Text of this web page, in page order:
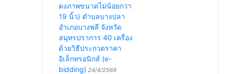
ดงภาพขนาดไม่น้อยกว่า
19 นิ้ว) ตำบลบางปลา
อำเภอบางพลี จังหวัด
สมุทรปราการ 40 เครื่อง
ด้วยวิธีประกวดราคา
อิเล็กทรอนิกส์ (e-
bidding) 24/4/2569